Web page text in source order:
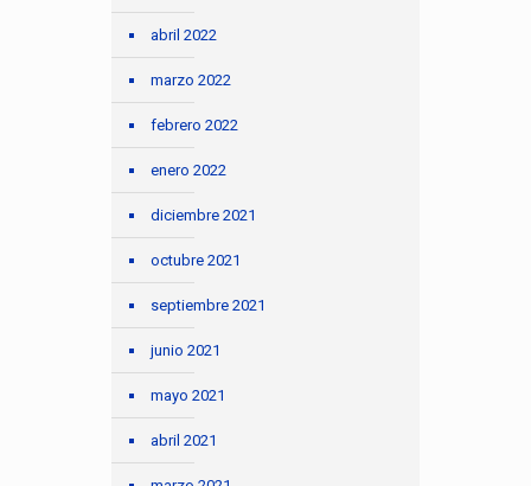
abril 2022
marzo 2022
febrero 2022
enero 2022
diciembre 2021
octubre 2021
septiembre 2021
junio 2021
mayo 2021
abril 2021